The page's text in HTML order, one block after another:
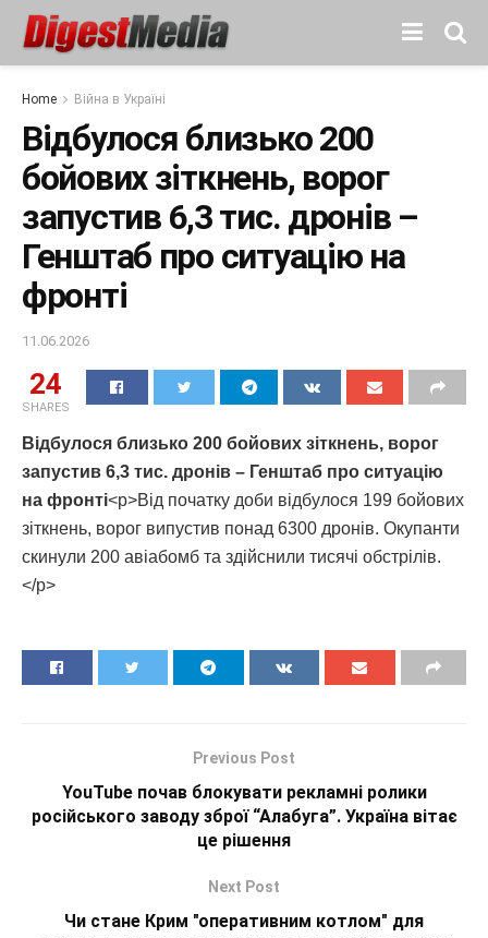
Home Війна в Україні
Відбулося близько 200
бойових зіткнень, ворог
запустив 6,3 тис. дронів –
Генштаб про ситуацію на
фронті
11.06.2026
24
SHARES
Відбулося близько 200 бойових зіткнень, ворог
запустив 6,3 тис. дронів – Генштаб про ситуацію
на фронті<p>Від початку доби відбулося 199 бойових
зіткнень, ворог випустив понад 6300 дронів. Окупанти
скинули 200 авіабомб та здійснили тисячі обстрілів.
</p>
Previous Post
YouTube почав блокувати рекламні ролики
російського заводу зброї “Алабуга”. Україна вітає
це рішення
Next Post
Чи стане Крим "оперативним котлом" для